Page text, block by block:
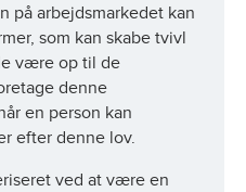
på arbejdsmarkedet kan
som kan skabe tvivl
være op til de
denne
en person kan
efter denne lov.
ved at være en